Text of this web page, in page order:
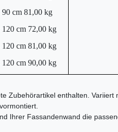
cm 81,00 kg
120 cm 72,00 kg
120 cm 81,00 kg
120 cm 90,00 kg
Zubehörartikel enthalten. Variiert
Ihrer Fassandenwand die